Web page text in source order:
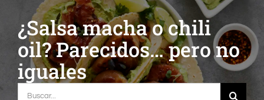
RECETAS
ARTÍCULOS
¿Salsa macha o chili
oil? Parecidos… pero no
iguales
Buscar: